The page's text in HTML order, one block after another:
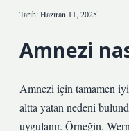
Tarih: Haziran 11, 2025
Amnezi
Amnezi için tamamen
altta yatan nedeni
uygulanır. Örneğin,